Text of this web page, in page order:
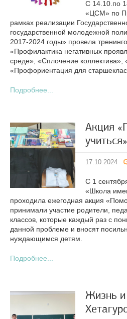
С 14.10.по
«ЦСМ» по
рамках реализации
государственной молодежной
2017-2024 годы» провела
«Профилактика негативных
среде», «Сплочение
«Профориентация для
Подробнее...
Акция
учиться»
17.10.2024
С 1
«Школа
проходила ежегодная акция
принимали участие родители,
классов, которые каждый раз с
данной проблеме и вносят
нуждающимся детям.
Подробнее...
Жизнь и